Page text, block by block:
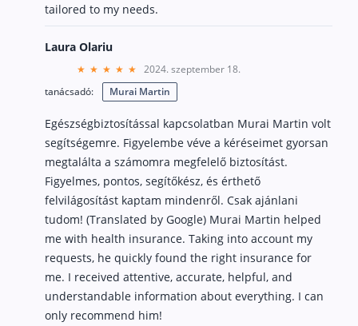
tailored to my needs.
Laura Olariu
2024. szeptember 18.
tanácsadó:
Murai Martin
Egészségbiztosítással kapcsolatban Murai Martin volt
segítségemre. Figyelembe véve a kéréseimet gyorsan
megtalálta a számomra megfelelő biztosítást.
Figyelmes, pontos, segítőkész, és érthető
felvilágosítást kaptam mindenről. Csak ajánlani
tudom! (Translated by Google) Murai Martin helped
me with health insurance. Taking into account my
requests, he quickly found the right insurance for
me. I received attentive, accurate, helpful, and
understandable information about everything. I can
only recommend him!